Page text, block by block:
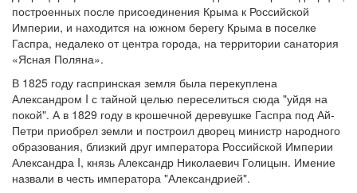
построенных после присоединения Крыма к Российской
Империи, и находится на южном берегу Крыма в поселке
Гаспра, недалеко от центра города, на территории санатория
«Ясная Поляна».
В 1825 году гаспринская земля была перекуплена
Александром I с тайной целью переселиться сюда "уйдя на
покой". А в 1829 году в крошечной деревушке Гаспра под Ай-
Петри приобрел земли и построил дворец министр народного
образования, близкий друг императора Российской Империи
Александра I, князь Александр Николаевич Голицын. Имение
назвали в честь императора "Александрией".